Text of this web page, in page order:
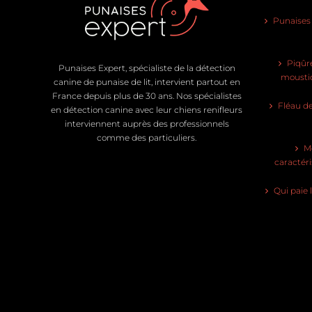
Punaises Expert, spécialiste de la détection
canine de punaise de lit, intervient partout en
France depuis plus de 30 ans. Nos spécialistes
en détection canine avec leur chiens renifleurs
interviennent auprès des professionnels
comme des particuliers.
Fléau
Qui paie